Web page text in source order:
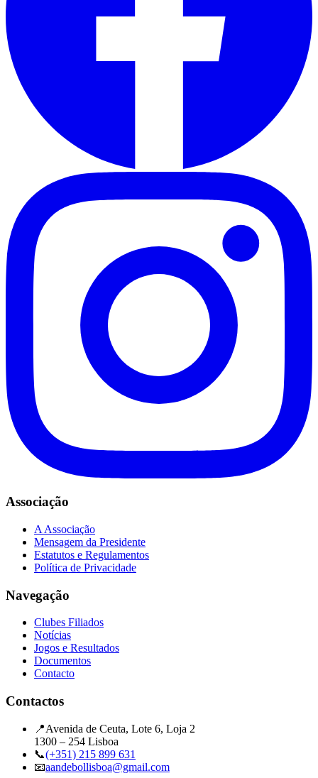
Associação
A Associação
Mensagem da Presidente
Estatutos e Regulamentos
Política de Privacidade
Navegação
Clubes Filiados
Notícias
Jogos e Resultados
Documentos
Contacto
Contactos
📍Avenida de Ceuta, Lote 6, Loja 2
1300 – 254 Lisboa
📞(+351) 215 899 631
📧aandebollisboa@gmail.com